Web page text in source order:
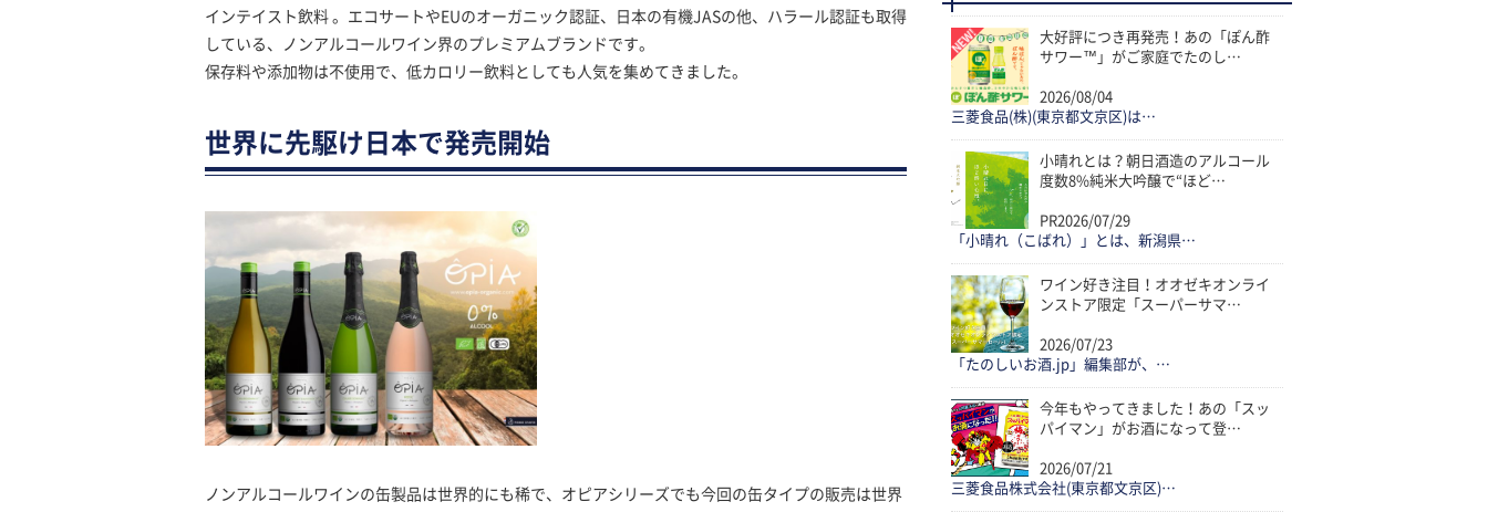
インテイスト飲料 。エコサートやEUのオーガニック認証、日本の有機JASの他、ハラール認証も取得
している、ノンアルコールワイン界のプレミアムブランドです。
保存料や添加物は不使用で、低カロリー飲料としても人気を集めてきました。
世界に先駆け日本で発売開始
ノンアルコールワインの缶製品は世界的にも稀で、オピアシリーズでも今回の缶タイプの販売は世界
大好評につき再発売！あの「ぽん酢
サワー™」がご家庭でたのし…
2026/08/04
三菱食品(株)(東京都文京区)は…
小晴れとは？朝日酒造のアルコール
度数8%純米大吟醸で“ほど…
PR2026/07/29
「小晴れ（こばれ）」とは、新潟県…
ワイン好き注目！オオゼキオンライ
ンストア限定「スーパーサマ…
2026/07/23
「たのしいお酒.jp」編集部が、…
今年もやってきました！あの「スッ
パイマン」がお酒になって登…
2026/07/21
三菱食品株式会社(東京都文京区)…